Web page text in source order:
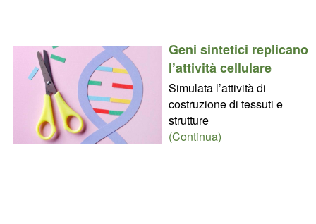
Geni sintetici replicano
l’attività cellulare
Simulata l’attività di
costruzione di tessuti e
strutture
(Continua)